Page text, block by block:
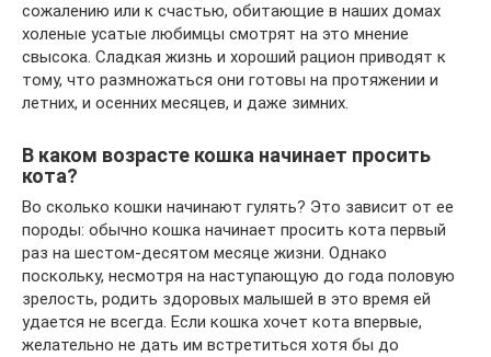
сожалению или к счастью, обитающие в наших домах
холеные усатые любимцы смотрят на это мнение
свысока. Сладкая жизнь и хороший рацион приводят к
тому, что размножаться они готовы на протяжении и
летних, и осенних месяцев, и даже зимних.
В каком возрасте кошка начинает просить
кота?
Во сколько кошки начинают гулять? Это зависит от ее
породы: обычно кошка начинает просить кота первый
раз на шестом-десятом месяце жизни. Однако
поскольку, несмотря на наступающую до года половую
зрелость, родить здоровых малышей в это время ей
удается не всегда. Если кошка хочет кота впервые,
желательно не дать им встретиться хотя бы до